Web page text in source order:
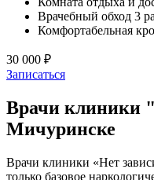
Врачебный обход 3
Комфортабельная
30 000 ₽
Записаться
Врачи клиники
Мичуринске
Врачи клиники «Нет
только базовое